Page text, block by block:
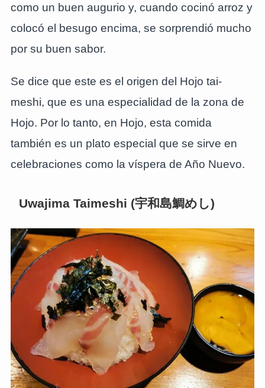
como un buen augurio y, cuando cocinó arroz y
colocó el besugo encima, se sorprendió mucho
por su buen sabor.
Se dice que este es el origen del Hojo tai-
meshi, que es una especialidad de la zona de
Hojo. Por lo tanto, en Hojo, esta comida
también es un plato especial que se sirve en
celebraciones como la víspera de Año Nuevo.
Uwajima Taimeshi (宇和島鯛めし)